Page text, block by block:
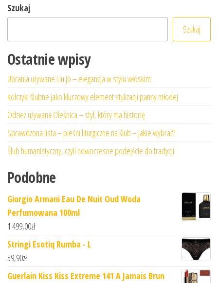
Szukaj
Szukaj
Ostatnie wpisy
Ubrania używane Liu Jo – elegancja w stylu włoskim
Kolczyki ślubne jako kluczowy element stylizacji panny młodej
Odzież używana Oleśnica – styl, który ma historię
Sprawdzona lista – pieśni liturgiczne na ślub – jakie wybrać?
Ślub humanistyczny, czyli nowoczesne podejście do tradycji
Podobne
Giorgio Armani Eau De Nuit Oud Woda
Perfumowana 100ml
1 499,00zł
Stringi Esotiq Rumba - L
59,90zł
Guerlain Kiss Kiss Extreme 141 A Jamais Brun